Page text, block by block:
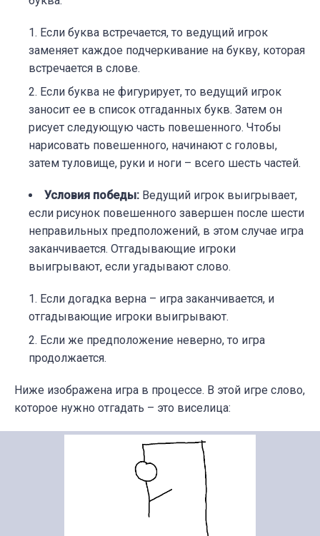
Если буква встречается, то ведущий игрок
заменяет каждое подчеркивание на букву, которая
встречается в слове.
Если буква не фигурирует, то ведущий игрок
заносит ее в список отгаданных букв. Затем он
рисует следующую часть повешенного. Чтобы
нарисовать повешенного, начинают с головы,
затем туловище, руки и ноги – всего шесть частей.
Условия победы: Ведущий игрок выигрывает,
если рисунок повешенного завершен после шести
неправильных предположений, в этом случае игра
заканчивается. Отгадывающие игроки
выигрывают, если угадывают слово.
Если догадка верна – игра заканчивается, и
отгадывающие игроки выигрывают.
Если же предположение неверно, то игра
продолжается.
Ниже изображена игра в процессе. В этой игре слово,
которое нужно отгадать – это виселица: